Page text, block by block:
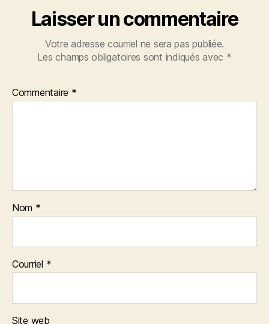
Laisser un commentaire
Votre adresse courriel ne sera pas publiée.
Les champs obligatoires sont indiqués avec *
Commentaire *
Nom *
Courriel *
Site web